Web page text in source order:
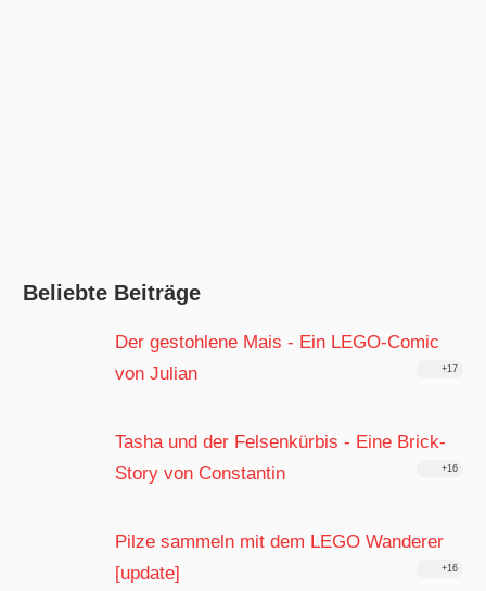
Beliebte Beiträge
Der gestohlene Mais - Ein LEGO-Comic
von Julian
+17
Tasha und der Felsenkürbis - Eine Brick-
Story von Constantin
+16
Pilze sammeln mit dem LEGO Wanderer
[update]
+16